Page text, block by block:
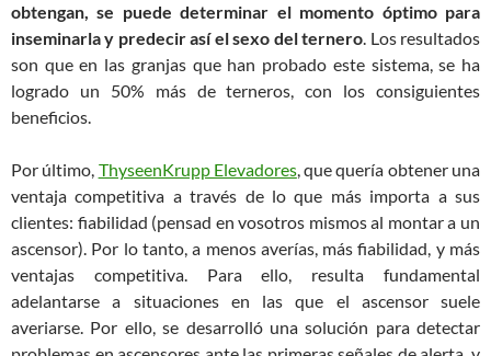
obtengan, se puede determinar el momento óptimo para
inseminarla y predecir así el sexo del ternero . Los resultados
son que en las granjas que han probado este sistema, se ha
logrado un 50% más de terneros, con los consiguientes
beneficios.
Por último, ThyseenKrupp Elevadores, que quería obtener una
ventaja competitiva a través de lo que más importa a sus
clientes: fiabilidad (pensad en vosotros mismos al montar a un
ascensor). Por lo tanto, a menos averías, más fiabilidad, y más
ventajas competitiva. Para ello, resulta fundamental
adelantarse a situaciones en las que el ascensor suele
averiarse. Por ello, se desarrolló una solución para detectar